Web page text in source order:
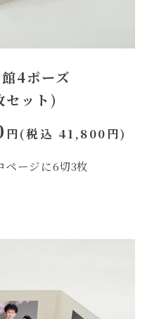
4ポーズ
セット)
円(税込 41,800円)
ージに6切3枚